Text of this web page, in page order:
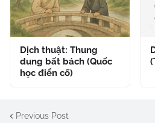
Dịch thuật: Thung
dung bất bách (Quốc
học điển cố)
Previous Post